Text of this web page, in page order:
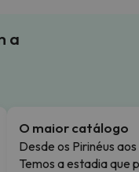
a
O maior catálogo
Desde os Pirinéus
Temos a estadia que